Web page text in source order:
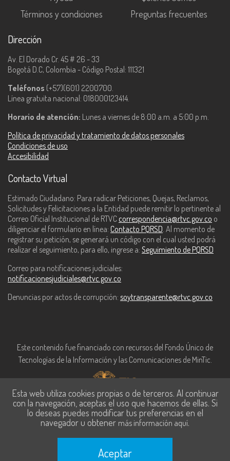
Términos y condiciones
Preguntas frecuentes
Dirección
Av. El Dorado Cr. 45 # 26 - 33
Bogotá D.C, Colombia - Código Postal: 111321
Teléfonos (+57)(601) 2200700.
Línea gratuita nacional: 018000123414.
Horario de atención: Lunes a viernes de 8:00 a.m. a 5:00 p.m.
Política de privacidad y tratamiento de datos personales
Condiciones de uso
Accesibilidad
Contacto Virtual
Estimado Ciudadano: Para radicar Peticiones, Quejas, Reclamos,
Solicitudes y Felicitaciones a la Entidad puede remitir lo pertinente al
Correo Oficial Institucional de RTVC correspondencia@rtvc.gov.co o
diligenciar el formulario en línea: Contacto PQRSD. Al momento de
registrar su petición, se generará un código con el cual usted podrá
realizar el seguimiento, para ello, ingrese a: Seguimiento de PQRSD
Correo para notificaciones judiciales:
notificacionesjudiciales@rtvc.gov.co
Denuncias por actos de corrupción: soytransparente@rtvc.gov.co
Este contenido fue financiado con recursos del Fondo Único de
Tecnologías de la Información y las Comunicaciones de MinTic.
Esta web utiliza cookies propias o de terceros. Al continuar
con la navegación, aceptas el uso que hacemos de ellas. Si
lo deseas puedes modificar tus preferencias en el
navegador u obtener más información aquí.
Aceptar